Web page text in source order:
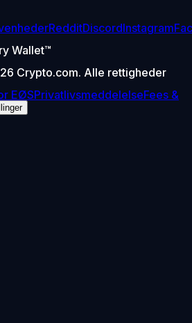
RedditDiscordInstagram
Wallet™
Crypto.com. Alle rettigheder
EØSPrivatlivsmeddelelseFees &